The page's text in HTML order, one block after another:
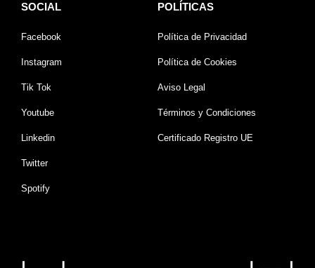
SOCIAL
Facebook
Instagram
Tik Tok
Youtube
Linkedin
Twitter
Spotify
POLÍTICAS
Política de Privacidad
Política de Cookies
Aviso Legal
Términos y Condiciones
Certificado Registro UE